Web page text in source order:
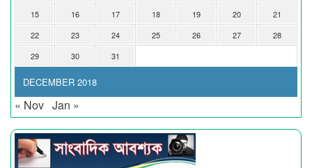
DECEMBER 2018
15
16 17 18 19 20
21
22
23 24 25 26 27
28
29
30 31
« Nov Jan »